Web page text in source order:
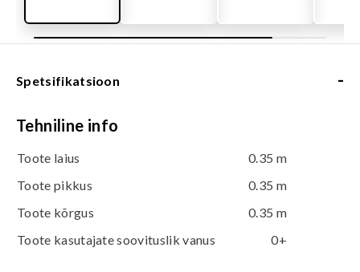
Spetsifikatsioon -
Tehniline info
Toote laius
0.35 m
Toote pikkus
0.35 m
Toote kõrgus
0.35 m
Toote kasutajate soovituslik vanus
0+